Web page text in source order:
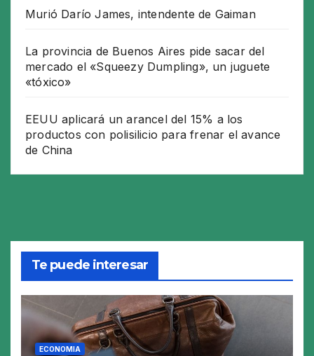
Murió Darío James, intendente de Gaiman
La provincia de Buenos Aires pide sacar del
mercado el «Squeezy Dumpling», un juguete
«tóxico»
EEUU aplicará un arancel del 15% a los
productos con polisilicio para frenar el avance
de China
Te puede interesar
ECONOMIA